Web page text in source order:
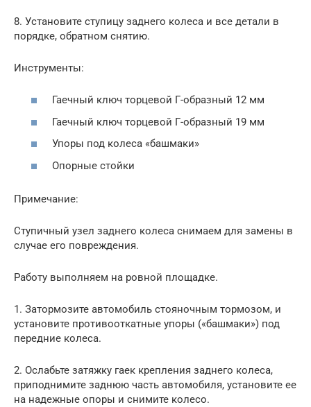
8. Установите ступицу заднего колеса и все детали в
порядке, обратном снятию.
Инструменты:
Гаечный ключ торцевой Г-образный 12 мм
Гаечный ключ торцевой Г-образный 19 мм
Упоры под колеса «башмаки»
Опорные стойки
Примечание:
Ступичный узел заднего колеса снимаем для замены в
случае его повреждения.
Работу выполняем на ровной площадке.
1. Затормозите автомобиль стояночным тормозом, и
установите противооткатные упоры («башмаки») под
передние колеса.
2. Ослабьте затяжку гаек крепления заднего колеса,
приподнимите заднюю часть автомобиля, установите ее
на надежные опоры и снимите колесо.